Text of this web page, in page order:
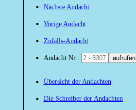
Nächste Andacht
Vorige Andacht
Zufalls-Andacht
Andacht Nr.: aufrufen
Übersicht der Andachten
Die Schreiber der Andachten